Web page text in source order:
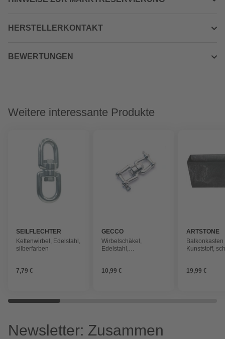
HERSTELLERKONTAKT
BEWERTUNGEN
Weitere interessante Produkte
SEILFLECHTER
Kettenwirbel, Edelstahl,
silberfarben
7,79 €
GECCO
Wirbelschäkel,
Edelstahl,
10,99 €
ARTSTONE
Kunststoff,
19,99 €
Newsletter: Zusammen